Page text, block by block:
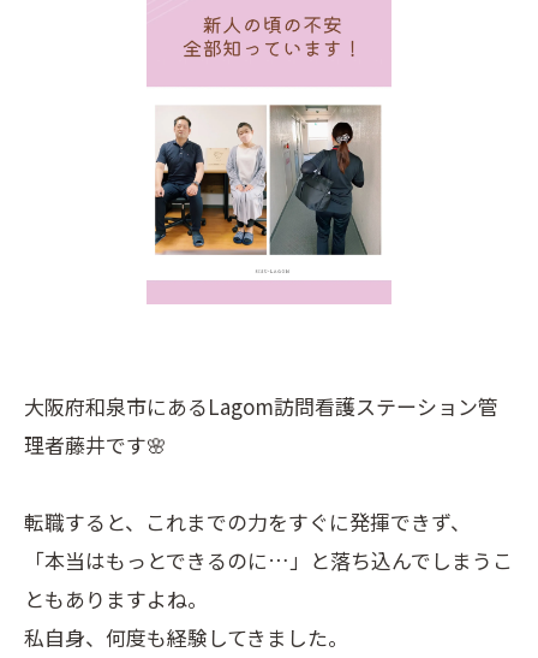
大阪府和泉市にあるLagom訪問看護ステーション管
理者藤井です🌸
転職すると、これまでの力をすぐに発揮できず、
「本当はもっとできるのに…」と落ち込んでしまうこ
ともありますよね。
私自身、何度も経験してきました。